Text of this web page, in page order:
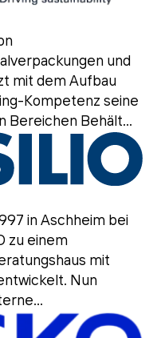
und
mit dem Aufbau
Kompetenz seine
Bereichen Behält...
in Aschheim bei
zu einem
mit
Nun